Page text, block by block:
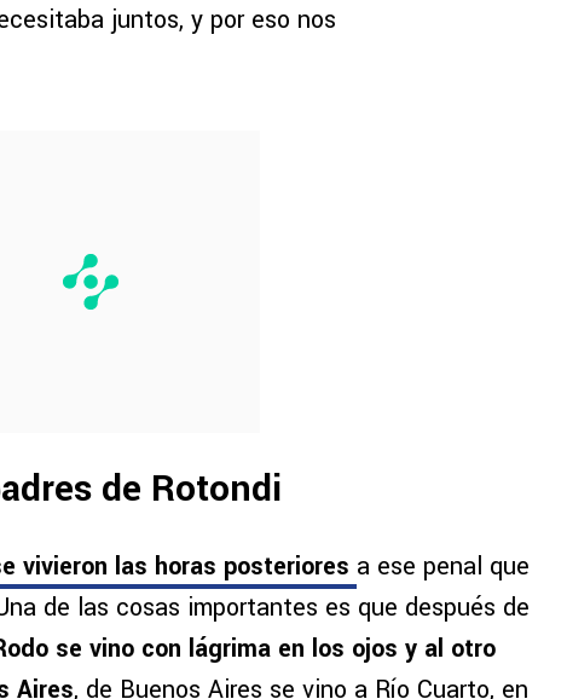
juntos, y por eso nos
de Rotondi
vivieron las horas posteriores a ese penal que
de las cosas importantes es que después de
se vino con lágrima en los ojos y al otro
Aires, de Buenos Aires se vino a Río Cuarto, en